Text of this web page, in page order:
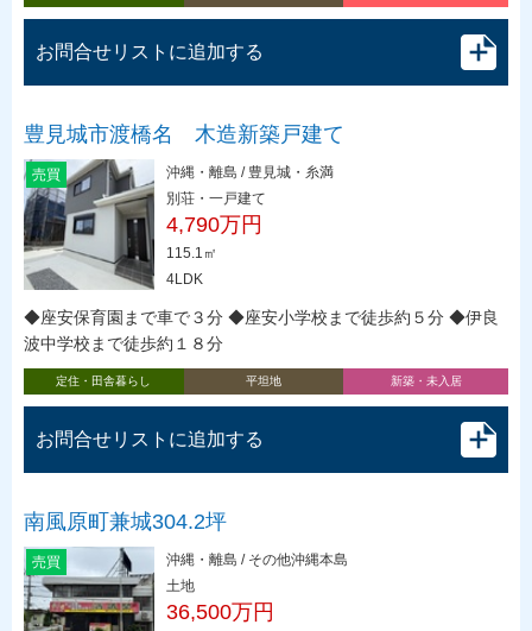
お問合せリストに追加する
豊見城市渡橋名 木造新築戸建て
売買
沖縄・離島 / 豊見城・糸満
別荘・一戸建て
4,790万円
115.1㎡
4LDK
◆座安保育園まで車で３分 ◆座安小学校まで徒歩約５分 ◆伊良
波中学校まで徒歩約１８分
定住・田舎暮らし 平坦地 新築・未入居
お問合せリストに追加する
南風原町兼城304.2坪
売買
沖縄・離島 / その他沖縄本島
土地
36,500万円